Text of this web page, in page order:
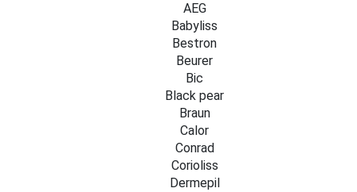
AEG
Babyliss
Bestron
Beurer
Bic
Black pear
Braun
Calor
Conrad
Corioliss
Dermepil